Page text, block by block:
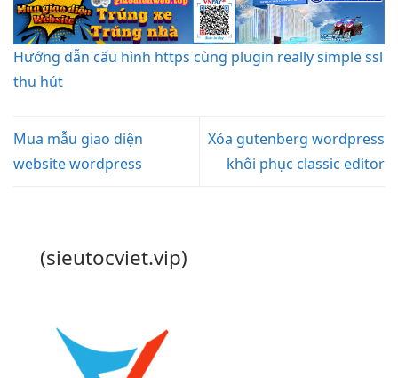
Hướng dẫn cấu hình https cùng plugin really simple ssl
thu hút
Mua mẫu giao diện
website wordpress
Xóa gutenberg wordpress
khôi phục classic editor
(sieutocviet.vip)